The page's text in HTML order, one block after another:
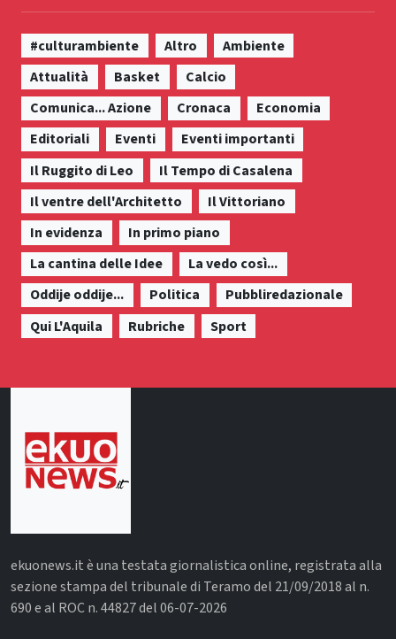
#culturambiente Altro
Ambiente
Attualità
Basket
Calcio
Comunica... Azione
Cronaca
Economia
Editoriali
Eventi
Eventi importanti
Il Ruggito di Leo
Il Tempo di Casalena
Il ventre dell'Architetto
Il Vittoriano
In evidenza
In primo piano
La cantina delle Idee
La vedo così...
Oddije oddije...
Politica
Pubbliredazionale
Qui L'Aquila
Rubriche Sport
ekuonews.it è una testata giornalistica online, registrata alla
sezione stampa del tribunale di Teramo del 21/09/2018 al n.
690 e al ROC n. 44827 del 06-07-2026